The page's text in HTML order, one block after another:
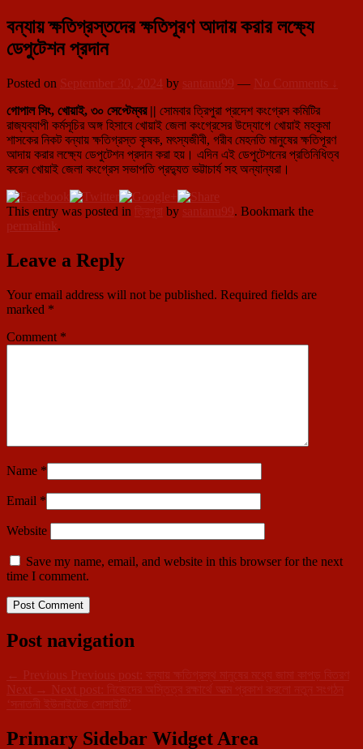
বন্যায় ক্ষতিগ্রস্তদের ক্ষতিপূরণ আদায় করার লক্ষ্যে
ডেপুটেশন প্রদান
Posted on September 30, 2024 by santanu99 — No Comments ↓
গোপাল সিং, খোয়াই, ৩০ সেপ্টেম্বর || সোমবার ত্রিপুরা প্রদেশ কংগ্রেস কমিটির
রাজ্যব্যাপী কর্মসূচির অঙ্গ হিসাবে খোয়াই জেলা কংগ্রেসের উদ্যোগে খোয়াই মহকুমা
শাসকের নিকট বন্যায় ক্ষতিগ্রস্ত কৃষক, মৎস্যজীবী, গরীব মেহনতি মানুষের ক্ষতিপূরণ
আদায় করার লক্ষ্যে ডেপুটেশন প্রদান করা হয়। এদিন এই ডেপুটেশনের প্রতিনিধিত্ব
করেন খোয়াই জেলা কংগ্রেস সভাপতি প্রদ্যুত ভট্টাচার্য সহ অন্যান্যরা।
This entry was posted in ত্রিপুরা by santanu99. Bookmark the
permalink.
Leave a Reply
Your email address will not be published. Required fields are
marked *
Comment *
Name *
Email *
Website
Save my name, email, and website in this browser for the next
time I comment.
Post navigation
← Previous Previous post:
বন্যায় ক্ষতিগ্রস্থ মানুষের মধ্যে জামা কাপড় বিতরণ
Next → Next post:
নিজেদের অস্তিত্ব রক্ষার্থে আত্ম প্রকাশ করলো নতুন সংগঠন
‘সনাতনী ইউনাইটেড সোসাইটি’
Primary Sidebar Widget Area